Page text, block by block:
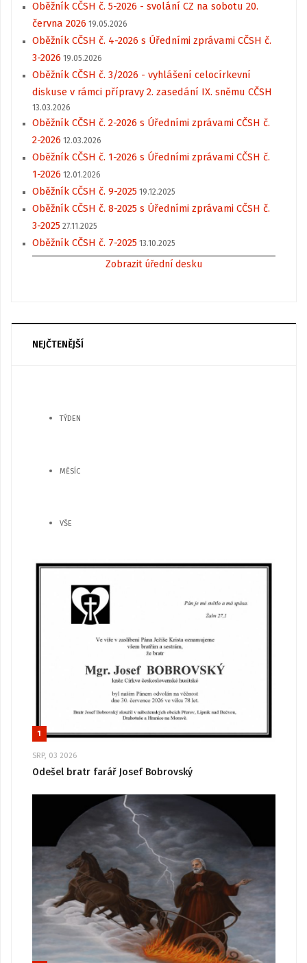
Oběžník CČSH č. 5-2026 - svolání CZ na sobotu 20.
června 2026 19.05.2026
Oběžník CČSH č. 4-2026 s Úředními zprávami CČSH č.
3-2026 19.05.2026
Oběžník CČSH č. 3/2026 - vyhlášení celocírkevní
diskuse v rámci přípravy 2. zasedání IX. sněmu CČSH
13.03.2026
Oběžník CČSH č. 2-2026 s Úředními zprávami CČSH č.
2-2026 12.03.2026
Oběžník CČSH č. 1-2026 s Úředními zprávami CČSH č.
1-2026 12.01.2026
Oběžník CČSH č. 9-2025 19.12.2025
Oběžník CČSH č. 8-2025 s Úředními zprávami CČSH č.
3-2025 27.11.2025
Oběžník CČSH č. 7-2025 13.10.2025
Zobrazit úřední desku
NEJČTENĚJŠÍ
TÝDEN
MĚSÍC
VŠE
1
SRP, 03 2026
Odešel bratr farář Josef Bobrovský